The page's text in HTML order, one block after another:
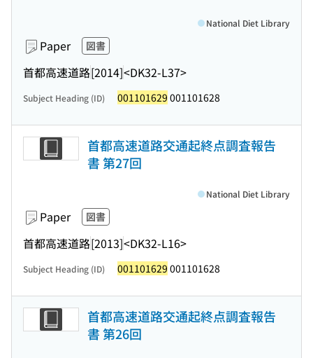
Paper 図書
首都高速道路[2014]<DK32-L37>
National Diet Library
Subject Heading (ID) 001101629 001101628
首都高速道路交通起終点調査報告
書 第27回
Paper 図書
首都高速道路[2013]<DK32-L16>
National Diet Library
Subject Heading (ID) 001101629 001101628
首都高速道路交通起終点調査報告
書 第26回